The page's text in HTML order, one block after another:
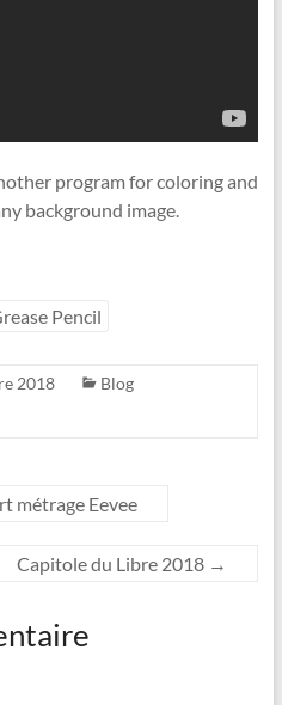
program for coloring and
background image.
Pencil
2018
Blog
métrage Eevee
Capitole du Libre 2018 →